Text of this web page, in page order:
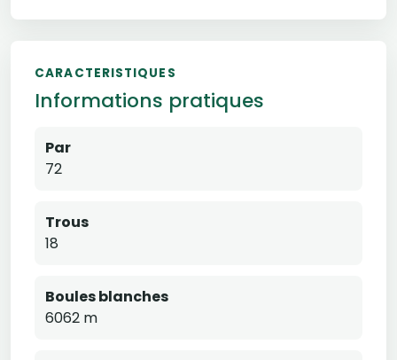
CARACTERISTIQUES
Informations pratiques
Par
72
Trous
18
Boules blanches
6062 m